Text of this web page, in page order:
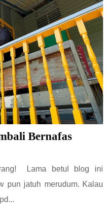
Bernafas
Lama betul blog ini
pun jatuh merudum. Kalau